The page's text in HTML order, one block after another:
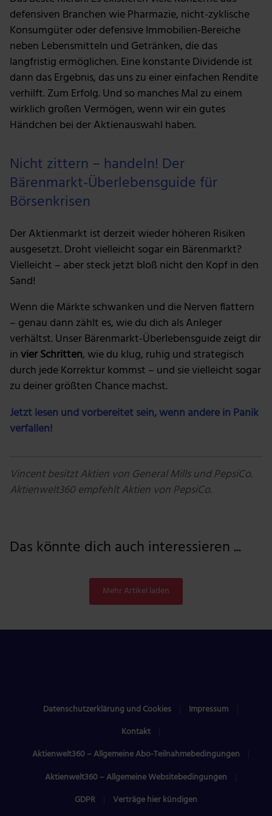
defensiven Branchen wie Pharmazie, nicht-zyklische
Konsumgüter oder defensive Immobilien-Bereiche
neben Lebensmitteln und Getränken, die das
langfristig ermöglichen. Eine konstante Dividende ist
dann das Ergebnis, das uns zu einer einfachen Rendite
verhilft. Zum Erfolg. Und so manches Mal zu einem
wirklich großen Vermögen, wenn wir ein gutes
Händchen bei der Aktienauswahl haben.
Nicht zittern – handeln! Der
Bärenmarkt-Überlebensguide für
Börsenkrisen
Der Aktienmarkt ist derzeit wieder höheren Risiken
ausgesetzt. Droht vielleicht sogar ein Bärenmarkt?
Vielleicht – aber steck jetzt bloß nicht den Kopf in den
Sand!
Wenn die Märkte schwanken und die Nerven flattern
– genau dann zählt es, wie du dich als Anleger
verhältst. Unser Bärenmarkt-Überlebensguide zeigt dir
invier Schritten, wie du klug, ruhig und strategisch
durch jede Korrektur kommst – und sie vielleicht sogar
zu deiner größten Chance machst.
Jetzt lesen und vorbereitet sein, wenn andere in Panik
verfallen!
Vincent besitzt Aktien von General Mills und PepsiCo.
Aktienwelt360 empfehlt Aktien von PepsiCo.
Das könnte dich auch interessieren ...
Mehr Artikel laden
Datenschutzerklärung und Cookies
Impressum
Kontakt
Aktienwelt360 – Allgemeine Abo-Teilnahmebedingungen
Aktienwelt360 – Allgemeine Websitebedingungen
GDPR
Verträge hier kündigen